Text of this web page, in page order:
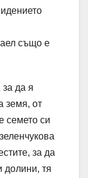
също е
за да я
земя, от
семето си
за да
долини, тя